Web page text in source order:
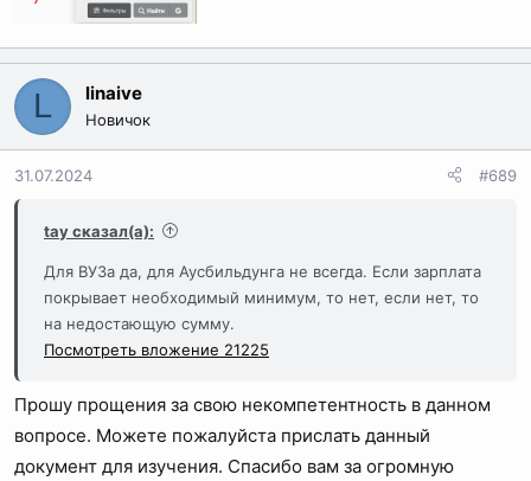
L linaive
Новичок
31.07.2024 #689
tay сказал(а):
Для ВУЗа да, для Аусбильдунга не всегда. Если зарплата
покрывает необходимый минимум, то нет, если нет, то
на недостающую сумму.
Посмотреть вложение 21225
Прошу прощения за свою некомпетентность в данном
вопросе. Можете пожалуйста прислать данный
документ для изучения. Спасибо вам за огромную